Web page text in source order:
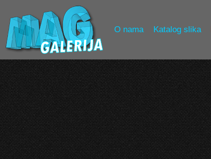
O nama Katalog slika